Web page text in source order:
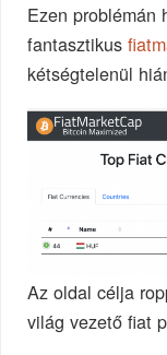
Ezen problémán
fantasztikus
kétségtelenül
Az oldal célja
világ vezető fiat